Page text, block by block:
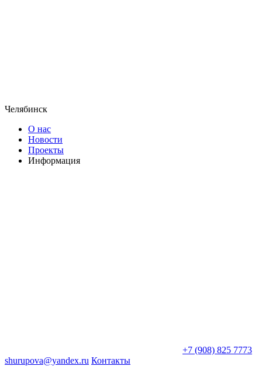
Челябинск
О нас
Новости
Проекты
Информация
+7 (908) 825 7773
shurupova@yandex.ru Контакты